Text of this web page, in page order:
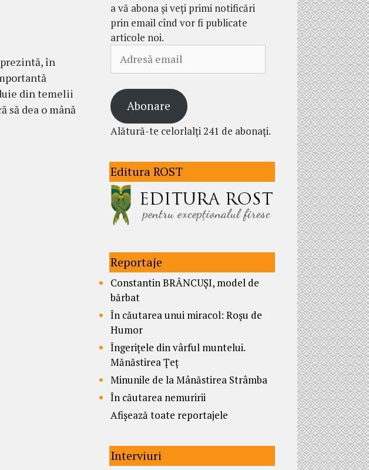
în
din temelii
dea o mână
a vă abona și veți primi notificări
prin email cînd vor fi publicate
articole noi.
email
Abonare
Alătură-te celorlalți 241 de abonați.
Editura ROST
Reportaje
Constantin BRÂNCUȘI, model de
bărbat
În căutarea unui miracol: Roșu de
Humor
Îngerițele din vârful muntelui.
Mănăstirea Țeț
Minunile de la Mânăstirea Strâmba
În căutarea nemuririi
Afișează toate reportajele
Interviuri